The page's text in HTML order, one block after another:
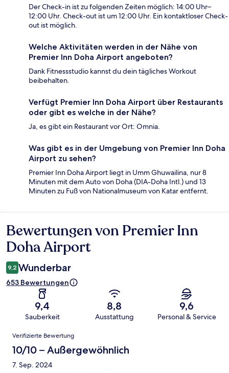
Der Check-in ist zu folgenden Zeiten möglich: 14:00 Uhr–
12:00 Uhr. Check-out ist um 12:00 Uhr. Ein kontaktloser Check-
out ist möglich.
Welche Aktivitäten werden in der Nähe von
Premier Inn Doha Airport angeboten?
Dank Fitnessstudio kannst du dein tägliches Workout
beibehalten.
Verfügt Premier Inn Doha Airport über Restaurants
oder gibt es welche in der Nähe?
Ja, es gibt ein Restaurant vor Ort: Omnia.
Was gibt es in der Umgebung von Premier Inn Doha
Airport zu sehen?
Premier Inn Doha Airport liegt in Umm Ghuwailina, nur 8
Minuten mit dem Auto von Doha (DIA-Doha Intl.) und 13
Minuten zu Fuß von Nationalmuseum von Katar entfernt.
Bewertungen
Bewertungen von Premier Inn
Doha Airport
9,2 Wunderbar
653 Bewertungen
9,4
Sauberkeit
8,8
Ausstattung
9,6
Personal & Service
Bewertungen
Verifizierte Bewertung
10/10 – Außergewöhnlich
7. Sep. 2024